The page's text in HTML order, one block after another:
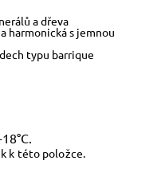
a dřeva
harmonická s jemnou
typu barrique
k této položce.